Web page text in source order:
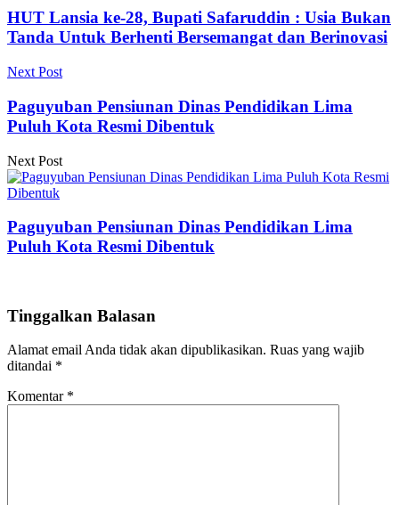
HUT Lansia ke-28, Bupati Safaruddin : Usia Bukan
Tanda Untuk Berhenti Bersemangat dan Berinovasi
Next Post
Paguyuban Pensiunan Dinas Pendidikan Lima
Puluh Kota Resmi Dibentuk
Next Post
Paguyuban Pensiunan Dinas Pendidikan Lima
Puluh Kota Resmi Dibentuk
Tinggalkan Balasan
Alamat email Anda tidak akan dipublikasikan. Ruas yang wajib
ditandai *
Komentar *